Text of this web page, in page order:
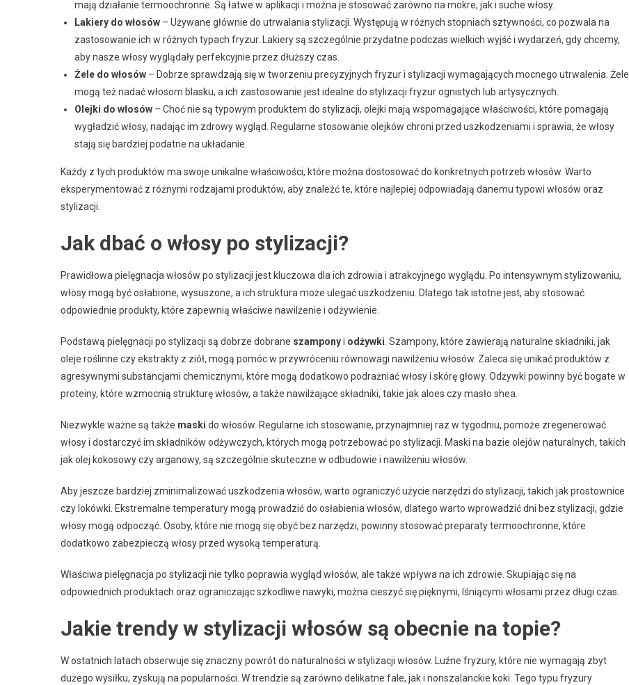
mają działanie termoochronne. Są łatwe w aplikacji i można je stosować zarówno na mokre, jak i suche włosy.
Lakiery do włosów – Używane głównie do utrwalania stylizacji. Występują w różnych stopniach sztywności, co pozwala na
zastosowanie ich w różnych typach fryzur. Lakiery są szczególnie przydatne podczas wielkich wyjść i wydarzeń, gdy chcemy,
aby nasze włosy wyglądały perfekcyjnie przez dłuższy czas.
Żele do włosów – Dobrze sprawdzają się w tworzeniu precyzyjnych fryzur i stylizacji wymagających mocnego utrwalenia. Żele
mogą też nadać włosom blasku, a ich zastosowanie jest idealne do stylizacji fryzur ognistych lub artysycznych.
Olejki do włosów – Choć nie są typowym produktem do stylizacji, olejki mają wspomagające właściwości, które pomagają
wygładzić włosy, nadając im zdrowy wygląd. Regularne stosowanie olejków chroni przed uszkodzeniami i sprawia, że włosy
stają się bardziej podatne na układanie.
Każdy z tych produktów ma swoje unikalne właściwości, które można dostosować do konkretnych potrzeb włosów. Warto
eksperymentować z różnymi rodzajami produktów, aby znaleźć te, które najlepiej odpowiadają danemu typowi włosów oraz
stylizacji.
Jak dbać o włosy po stylizacji?
Prawidłowa pielęgnacja włosów po stylizacji jest kluczowa dla ich zdrowia i atrakcyjnego wyglądu. Po intensywnym stylizowaniu,
włosy mogą być osłabione, wysuszone, a ich struktura może ulegać uszkodzeniu. Dlatego tak istotne jest, aby stosować
odpowiednie produkty, które zapewnią właściwe nawilżenie i odżywienie.
Podstawą pielęgnacji po stylizacji są dobrze dobrane szamponyi odżywki. Szampony, które zawierają naturalne składniki, jak
oleje roślinne czy ekstrakty z ziół, mogą pomóc w przywróceniu równowagi nawilżeniu włosów. Zaleca się unikać produktów z
agresywnymi substancjami chemicznymi, które mogą dodatkowo podrażniać włosy i skórę głowy. Odżywki powinny być bogate w
proteiny, które wzmocnią strukturę włosów, a także nawilżające składniki, takie jak aloes czy masło shea.
Niezwykle ważne są także maski do włosów. Regularne ich stosowanie, przynajmniej raz w tygodniu, pomoże zregenerować
włosy i dostarczyć im składników odżywczych, których mogą potrzebować po stylizacji. Maski na bazie olejów naturalnych, takich
jak olej kokosowy czy arganowy, są szczególnie skuteczne w odbudowie i nawilżeniu włosów.
Aby jeszcze bardziej zminimalizować uszkodzenia włosów, warto ograniczyć użycie narzędzi do stylizacji, takich jak prostownice
czy lokówki. Ekstremalne temperatury mogą prowadzić do osłabienia włosów, dlatego warto wprowadzić dni bez stylizacji, gdzie
włosy mogą odpocząć. Osoby, które nie mogą się obyć bez narzędzi, powinny stosować preparaty termoochronne, które
dodatkowo zabezpieczą włosy przed wysoką temperaturą.
Właściwa pielęgnacja po stylizacji nie tylko poprawia wygląd włosów, ale także wpływa na ich zdrowie. Skupiając się na
odpowiednich produktach oraz ograniczając szkodliwe nawyki, można cieszyć się pięknymi, lśniącymi włosami przez długi czas.
Jakie trendy w stylizacji włosów są obecnie na topie?
W ostatnich latach obserwuje się znaczny powrót do naturalności w stylizacji włosów. Luźne fryzury, które nie wymagają zbyt
dużego wysiłku, zyskują na popularności. W trendzie są zarówno delikatne fale, jak i nonszalanckie koki. Tego typu fryzury